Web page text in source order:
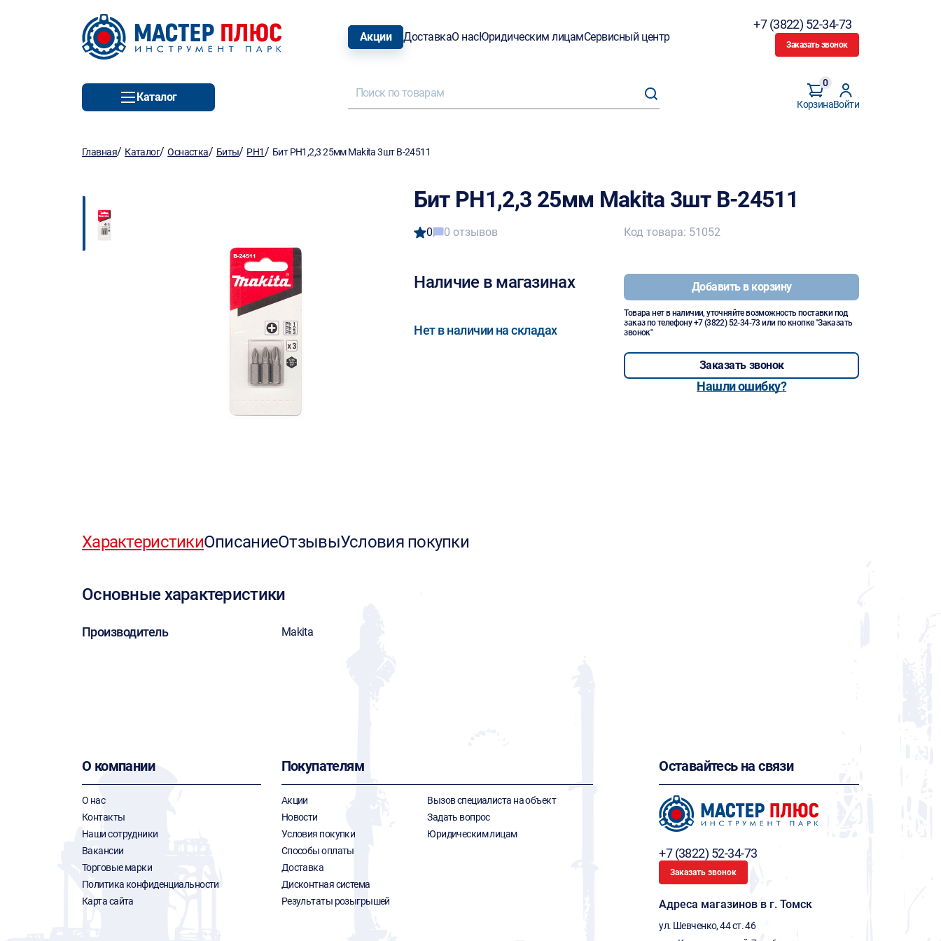
Акции ДоставкаО насЮридическим лицамСервисный центр
+7 (3822) 52-34-73
Заказать звонок
Каталог
Корзина
0
Войти
Главная/ Каталог/Оснастка/ Биты/ PH1/ Бит PH1,2,3 25мм Makita 3шт B-24511
Бит PH1,2,3 25мм Makita 3шт B-24511
0 0 отзывов
Наличие в магазинах
Нет в наличии на складах
Код товара: 51052
Добавить в корзину
Товара нет в наличии, уточняйте возможность поставки под
заказ по телефону+7 (3822) 52-34-73 или по кнопке "Заказать
звонок"
Заказать звонок
Нашли ошибку?
ХарактеристикиОписаниеОтзывыУсловия покупки
Основные характеристики
Производитель Makita
О компании
О нас
Контакты
Наши сотрудники
Вакансии
Торговые марки
Политика конфиденциальности
Карта сайта
Покупателям
Акции
Новости
Условия покупки
Способы оплаты
Доставка
Дисконтная система
Результаты розыгрышей
Вызов специалиста на объект
Задать вопрос
Юридическим лицам
Оставайтесь на связи
+7 (3822) 52-34-73
Заказать звонок
Адреса магазинов в г. Томск
ул. Шевченко, 44 ст. 46